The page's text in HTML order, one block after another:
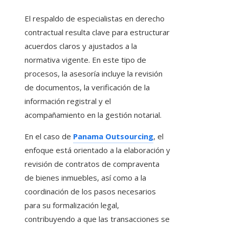
El respaldo de especialistas en derecho
contractual resulta clave para estructurar
acuerdos claros y ajustados a la
normativa vigente. En este tipo de
procesos, la asesoría incluye la revisión
de documentos, la verificación de la
información registral y el
acompañamiento en la gestión notarial.
En el caso de Panama Outsourcing, el
enfoque está orientado a la elaboración y
revisión de contratos de compraventa
de bienes inmuebles, así como a la
coordinación de los pasos necesarios
para su formalización legal,
contribuyendo a que las transacciones se